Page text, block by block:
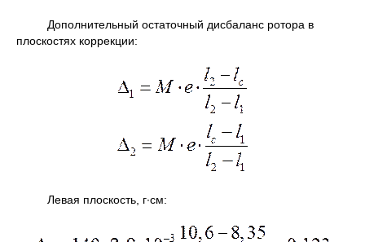
Дополнительный остаточный дисбаланс ротора в
плоскостях коррекции:
Левая плоскость, г∙см: